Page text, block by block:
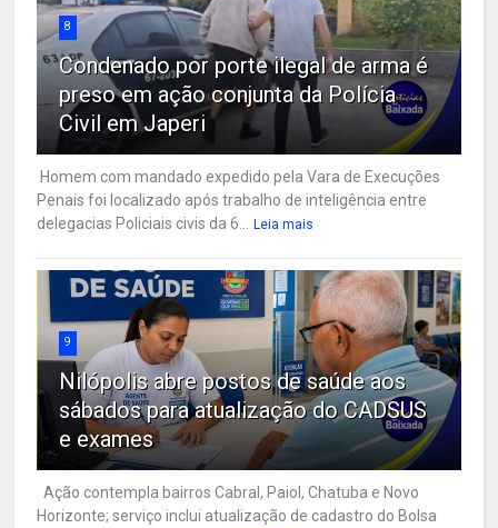
8
Condenado por porte ilegal de arma é
preso em ação conjunta da Polícia
Civil em Japeri
Homem com mandado expedido pela Vara de Execuções
Penais foi localizado após trabalho de inteligência entre
delegacias Policiais civis da 6...
Leia mais
9
Nilópolis abre postos de saúde aos
sábados para atualização do CADSUS
e exames
Ação contempla bairros Cabral, Paiol, Chatuba e Novo
Horizonte; serviço inclui atualização de cadastro do Bolsa